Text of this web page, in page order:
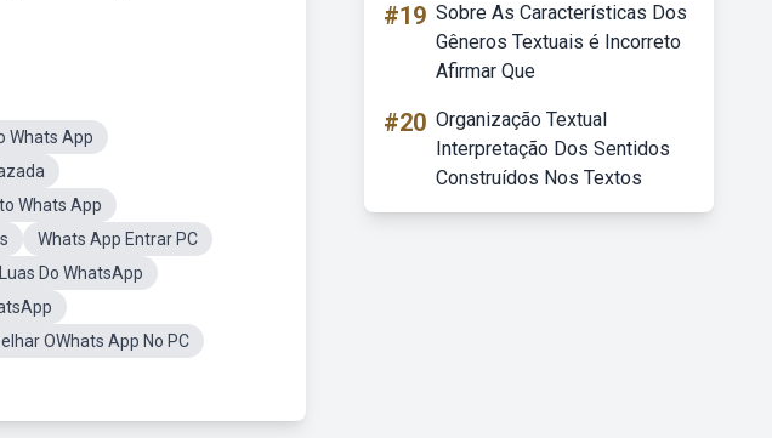
Whats App
Whats App
Whats App Entrar PC
Do WhatsApp
OWhats App No PC
#19 Sobre As Características Dos
Gêneros Textuais é Incorreto
Afirmar Que
#20 Organização Textual
Interpretação Dos Sentidos
Construídos Nos Textos